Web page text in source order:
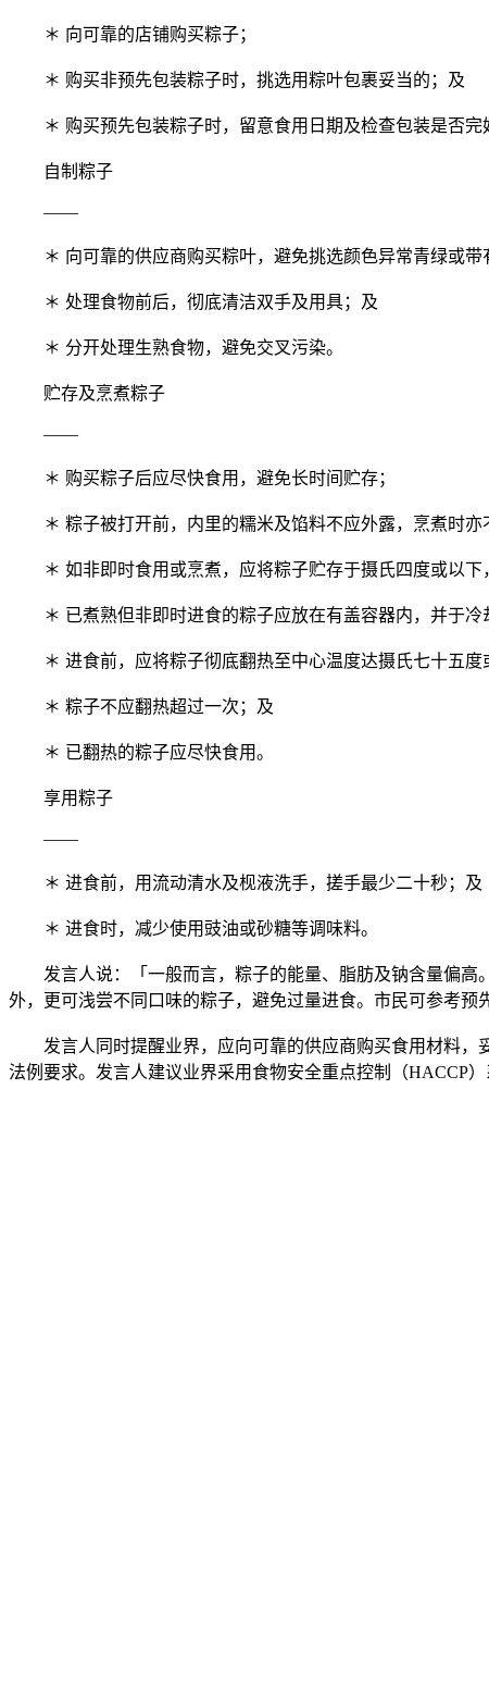
＊ 向可靠的店铺购买粽子；
＊ 购买非预先包装粽子时，挑选用粽叶包裹妥当的；及
＊ 购买预先包装粽子时，留意食用日期及检查包装是否完
自制粽子
——
＊ 向可靠的供应商购买粽叶，避免挑选颜色异常青绿或带
＊ 处理食物前后，彻底清洁双手及用具；及
＊ 分开处理生熟食物，避免交叉污染。
贮存及烹煮粽子
——
＊ 购买粽子后应尽快食用，避免长时间贮存；
＊ 粽子被打开前，内里的糯米及馅料不应外露，烹煮时亦
＊ 如非即时食用或烹煮，应将粽子贮存于摄氏四度或以下
＊ 已煮熟但非即时进食的粽子应放在有盖容器内，并于冷
＊ 进食前，应将粽子彻底翻热至中心温度达摄氏七十五度
＊ 粽子不应翻热超过一次；及
＊ 已翻热的粽子应尽快食用。
享用粽子
——
＊ 进食前，用流动清水及枧液洗手，搓手最少二十秒；及
＊ 进食时，减少使用豉油或砂糖等调味料。
发言人说：「一般而言，粽子的能量、脂肪及钠含量偏高
外，更可浅尝不同口味的粽子，避免过量进食。市民可参考
发言人同时提醒业界，应向可靠的供应商购买食用材料，
法例要求。发言人建议业界采用食物安全重点控制（HACCP